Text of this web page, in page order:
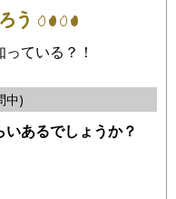
ている？！
中)
あるでしょうか？